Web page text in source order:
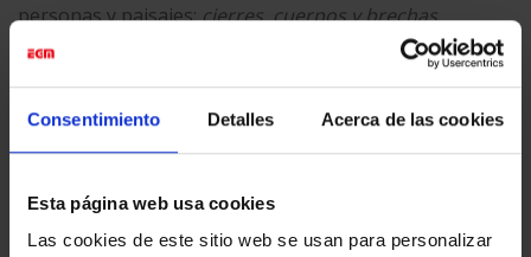
Consentimiento Detalles Acerca de las cookies
Esta página web usa cookies
Las cookies de este sitio web se usan para personalizar
personas y paisajes:cierres, cuerpos y brechas.
FOTOGRAFÍAS © OLGA PLANAS